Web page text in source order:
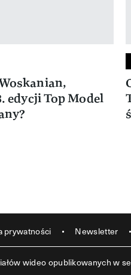
edycji Top Model
prywatności Newsletter
wideo opublikowanych w